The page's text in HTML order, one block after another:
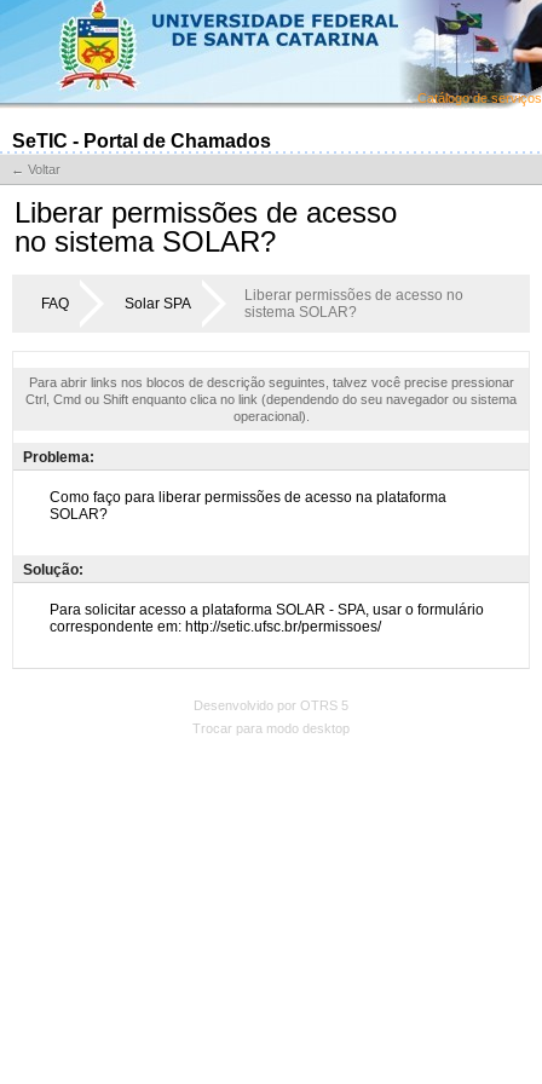
Catálogo de serviços
SeTIC - Portal de Chamados
← Voltar
Liberar permissões de acesso
no sistema SOLAR?
FAQ Solar SPA
Liberar permissões de acesso no
sistema SOLAR?
Para abrir links nos blocos de descrição seguintes, talvez você precise pressionar
Ctrl, Cmd ou Shift enquanto clica no link (dependendo do seu navegador ou sistema
operacional).
Problema:
Solução:
Desenvolvido por OTRS 5
Trocar para modo desktop